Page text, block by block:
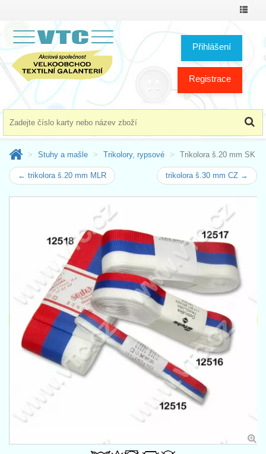
Přihlášení
Registrace
Stuhy a mašle Trikolory, rypsové Trikolora š.20 mm SK
← trikolora š.20 mm MLR trikolora š.30 mm CZ →